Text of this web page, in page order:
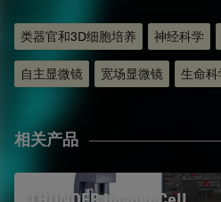
类器官和3D细胞培养 神经科学
自主显微镜 宽场显微镜 生命
相关产品